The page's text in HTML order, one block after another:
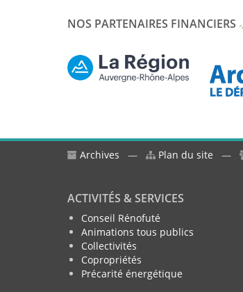
NOS PARTENAIRES FINANCIERS
Archives — Plan du site —
ACTIVITÉS & SERVICES
Conseil Rénofuté
Animations tous publics
Collectivités
Copropriétés
Précarité énergétique